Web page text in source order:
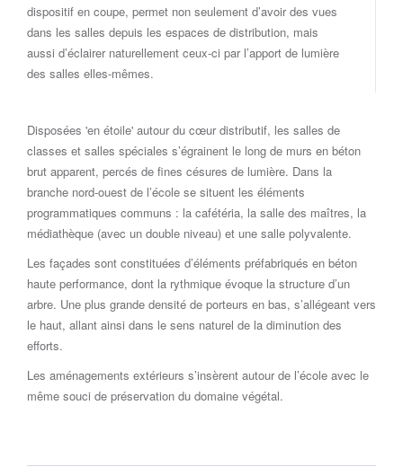
dispositif en coupe, permet non seulement d’avoir des vues
dans les salles depuis les espaces de distribution, mais
aussi d’éclairer naturellement ceux-ci par l’apport de lumière
des salles elles-mêmes.
Disposées 'en étoile' autour du cœur distributif, les salles de
classes et salles spéciales s’égrainent le long de murs en béton
brut apparent, percés de fines césures de lumière. Dans la
branche nord-ouest de l’école se situent les éléments
programmatiques communs : la cafétéria, la salle des maîtres, la
médiathèque (avec un double niveau) et une salle polyvalente.
Les façades sont constituées d’éléments préfabriqués en béton
haute performance, dont la rythmique évoque la structure d’un
arbre. Une plus grande densité de porteurs en bas, s’allégeant vers
le haut, allant ainsi dans le sens naturel de la diminution des
efforts.
Les aménagements extérieurs s’insèrent autour de l’école avec le
même souci de préservation du domaine végétal.